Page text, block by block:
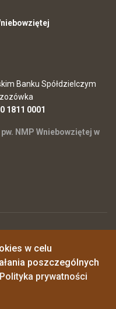
Banku Spółdzielczym
1811 0001
NMP Wniebowziętej w
o. Janusz - 517161348
w celu
poszczególnych
Polityka prywatności